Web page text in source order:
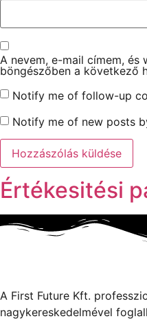
A nevem, e-mail címem, és
böngészőben a következő
Notify me of follow-up
Notify me of new posts
Értékesitési
A First Future Kft.
nagykereskedelmével